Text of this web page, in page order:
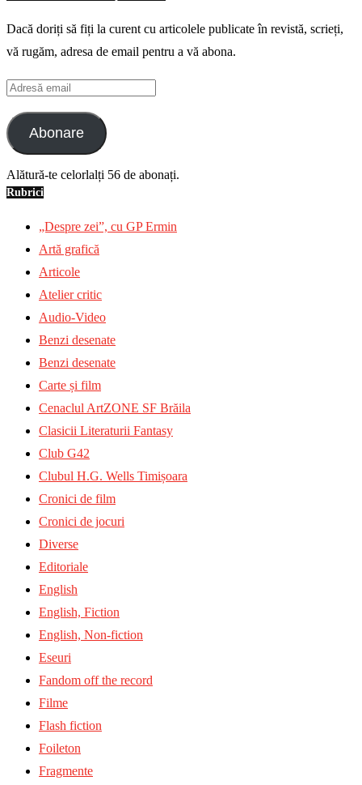
Dacă doriți să fiți la curent cu articolele publicate în revistă, scrieți,
vă rugăm, adresa de email pentru a vă abona.
Adresă
email
Abonare
Alătură-te celorlalți 56 de abonați.
Rubrici
„Despre zei”, cu GP Ermin
Artă grafică
Articole
Atelier critic
Audio-Video
Benzi desenate
Benzi desenate
Carte și film
Cenaclul ArtZONE SF Brăila
Clasicii Literaturii Fantasy
Club G42
Clubul H.G. Wells Timișoara
Cronici de film
Cronici de jocuri
Diverse
Editoriale
English
English, Fiction
English, Non-fiction
Eseuri
Fandom off the record
Filme
Flash fiction
Foileton
Fragmente